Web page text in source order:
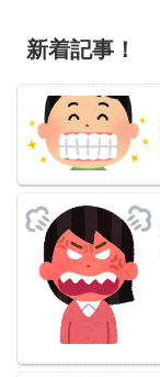
新着記事！